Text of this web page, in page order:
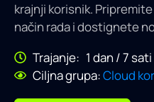
krajnji korisnik.
način rada i dostignete
Trajanje: 1 dan / 7 sati
Ciljna grupa:Cloud